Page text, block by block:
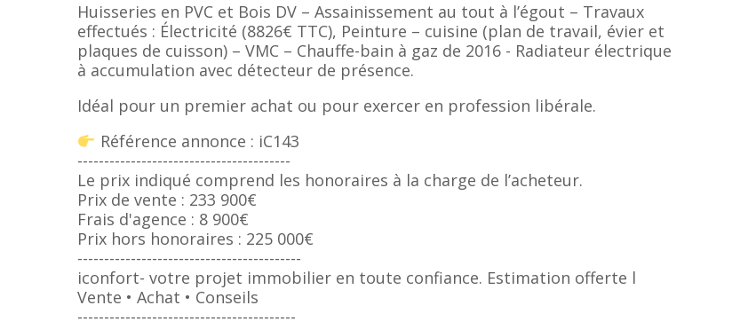
Huisseries en PVC et Bois DV – Assainissement au tout à l’égout – Travaux
effectués : Électricité (8826€ TTC), Peinture – cuisine (plan de travail, évier et
plaques de cuisson) – VMC – Chauffe-bain à gaz de 2016 - Radiateur électrique
à accumulation avec détecteur de présence.
Idéal pour un premier achat ou pour exercer en profession libérale.
Référence annonce : iC143
----------------------------------------
Le prix indiqué comprend les honoraires à la charge de l’acheteur.
Prix de vente : 233 900€
Frais d'agence : 8 900€
Prix hors honoraires : 225 000€
------------------------------------------
iconfort- votre projet immobilier en toute confiance. Estimation offerte l
Vente • Achat • Conseils
-----------------------------------------